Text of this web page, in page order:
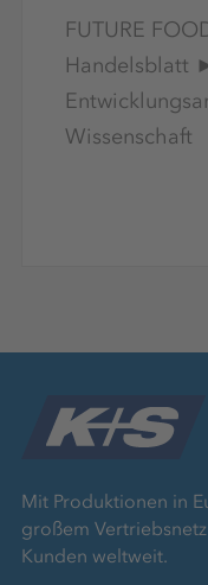
FUTURE
Handelsblatt
Wissenschaft
Mit Produktionen in
großem
Kunden weltweit.